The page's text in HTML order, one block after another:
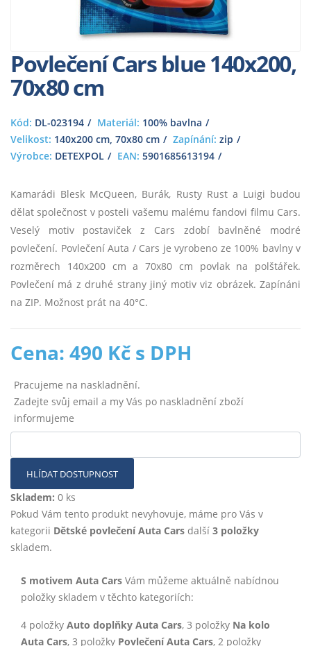
Povlečení Cars blue 140x200,
70x80 cm
Kód: DL-023194 Materiál: 100% bavlna
Velikost: 140x200 cm, 70x80 cm Zapínání: zip
Výrobce: DETEXPOL EAN: 5901685613194
Kamarádi Blesk McQueen, Burák, Rusty Rust a Luigi budou
dělat společnost v posteli vašemu malému fandovi filmu Cars.
Veselý motiv postaviček z Cars zdobí bavlněné modré
povlečení. Povlečení Auta / Cars je vyrobeno ze 100% bavlny v
rozměrech 140x200 cm a 70x80 cm povlak na polštářek.
Povlečení má z druhé strany jiný motiv viz obrázek. Zapínáni
na ZIP. Možnost prát na 40°C.
Cena: 490 Kč s DPH
Pracujeme na naskladnění.
Zadejte svůj email a my Vás po naskladnění zboží
informujeme
HLÍDAT DOSTUPNOST
Skladem: 0 ks
Pokud Vám tento produkt nevyhovuje, máme pro Vás v
kategorii Dětské povlečení Auta Cars další 3 položky
skladem.
S motivem Auta Cars Vám můžeme aktuálně nabídnou
položky skladem v těchto kategoriích:
4 položky Auto doplňky Auta Cars, 3 položky Na kolo
Auta Cars, 3 položky Povlečení Auta Cars, 2 položky